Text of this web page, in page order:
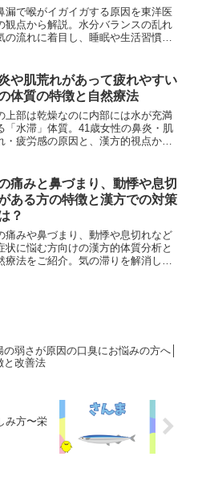
漏で喉がイガイガする原因を東洋医
観点から解説。水分バランスの乱れ
の流れに着目し、睡眠や生活習慣の
や肌荒れがあって疲れやすい
体質の特徴と自然療法
上部は乾燥なのに内部には水が充満
「水滞」体質。41歳女性の鼻炎・肌
・疲労感の原因と、漢方的視点から
痛みと鼻づまり、動悸や息切
ある方の特徴と漢方での対策
？
痛みや鼻づまり、動悸や息切れなど
状に悩む方向けの漢方的体質分析と
療法をご紹介。気の滞りを解消し、
の弱さが原因の口臭にお悩みの方へ│
と改善法
み方〜栄